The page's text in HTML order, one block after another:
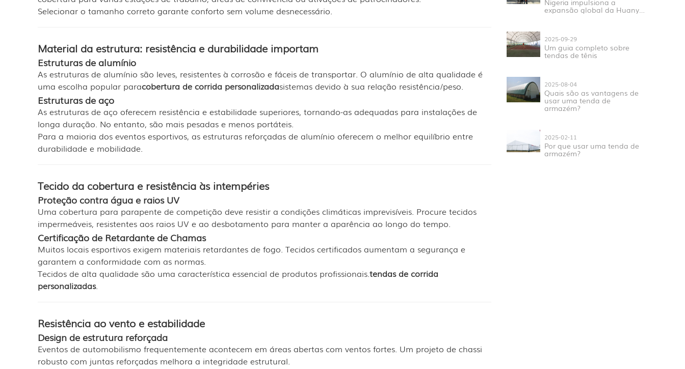
Nigeria impulsiona a
expansão global da Huanyu
2025-09-29
Um guia completo sobre
tendas de tênis
2025-08-04
Quais são as vantagens de
usar uma tenda de
armazém?
2025-02-11
Por que usar uma tenda de
armazém?
Selecionar o tamanho correto garante conforto sem volume desnecessário.
Material da estrutura: resistência e durabilidade importam
Estruturas de alumínio
As estruturas de alumínio são leves, resistentes à corrosão e fáceis de transportar. O alumínio de alta qualidade é
uma escolha popular paracobertura de corrida personalizadasistemas devido à sua relação resistência/peso.
Estruturas de aço
As estruturas de aço oferecem resistência e estabilidade superiores, tornando-as adequadas para instalações de
longa duração. No entanto, são mais pesadas e menos portáteis.
Para a maioria dos eventos esportivos, as estruturas reforçadas de alumínio oferecem o melhor equilíbrio entre
durabilidade e mobilidade.
Tecido da cobertura e resistência às intempéries
Proteção contra água e raios UV
Uma cobertura para parapente de competição deve resistir a condições climáticas imprevisíveis. Procure tecidos
impermeáveis, resistentes aos raios UV e ao desbotamento para manter a aparência ao longo do tempo.
Certificação de Retardante de Chamas
Muitos locais esportivos exigem materiais retardantes de fogo. Tecidos certificados aumentam a segurança e
garantem a conformidade com as normas.
Tecidos de alta qualidade são uma característica essencial de produtos profissionais.tendas de corrida
personalizadas.
Resistência ao vento e estabilidade
Design de estrutura reforçada
Eventos de automobilismo frequentemente acontecem em áreas abertas com ventos fortes. Um projeto de chassi
robusto com juntas reforçadas melhora a integridade estrutural.